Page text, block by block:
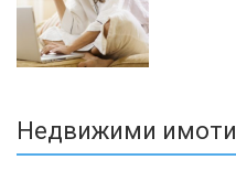
Недвижими имоти